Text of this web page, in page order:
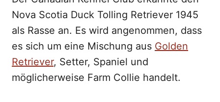
Nova Scotia Duck Tolling Retriever 1945
als Rasse an. Es wird angenommen, dass
es sich um eine Mischung aus Golden
Retriever, Setter, Spaniel und
möglicherweise Farm Collie handelt.